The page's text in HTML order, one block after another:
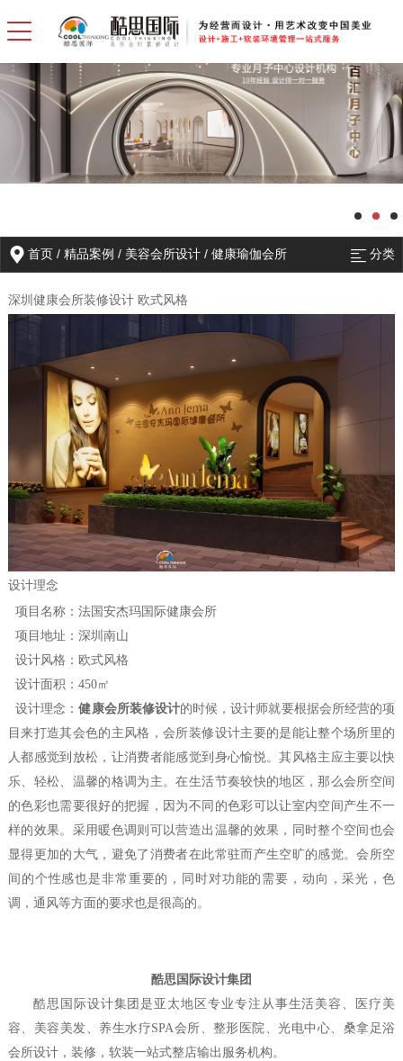
首页 /精品案例 / 美容会所设计 /健康瑜伽会所 分类
深圳健康会所装修设计 欧式风格
设计理念
项目名称：法国安杰玛国际健康会所
项目地址：深圳南山
设计风格：欧式风格
设计面积 ：450㎡
设计理念 ：健康会所装修设计的时候，设计师就要根据会所经营的项
目来打造其会色的主风格，会所装修设计主要的是能让整个场所里的
人都感觉到放松，让消费者能感觉到身心愉悦。其风格主应主要以快
乐、轻松、温馨的格调为主。在生活节奏较快的地区，那么会所空间
的色彩也需要很好的把握，因为不同的色彩可以让室内空间产生不一
样的效果。采用暖色调则可以营造出温馨的效果，同时整个空间也会
显得更加的大气，避免了消费者在此常驻而产生空旷的感觉。会所空
间的个性感也是非常重要的，同时对功能的需要，动向，采光，色
调，通风等方面的要求也是很高的。
酷思国际设计集团
酷思国际设计集团是亚太地区专业专注从事生活美容、医疗美
容、美容美发、养生水疗SPA会所、整形医院、光电中心、桑拿足浴
会所设计，装修，软装一站式整店输出服务机构。